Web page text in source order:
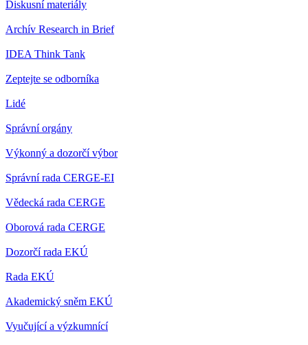
Diskusní materiály
Archív Research in Brief
IDEA Think Tank
Zeptejte se odborníka
Lidé
Správní orgány
Výkonný a dozorčí výbor
Správní rada CERGE-EI
Vědecká rada CERGE
Oborová rada CERGE
Dozorčí rada EKÚ
Rada EKÚ
Akademický sněm EKÚ
Vyučující a výzkumnící